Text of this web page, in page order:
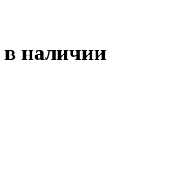
в наличии